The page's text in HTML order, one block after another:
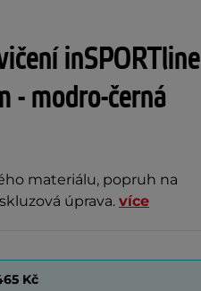
inSPORTline
- modro-černá
materiálu, popruh na
úprava. více
Kč